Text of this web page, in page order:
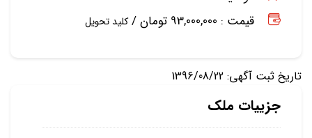
قیمت : 93,000,000 تومان /
کلید تحویل
تاریخ ثبت آگهی: 1396/08/22
جزییات ملک